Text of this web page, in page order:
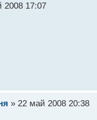
2008 17:07
» 22 май 2008 20:38